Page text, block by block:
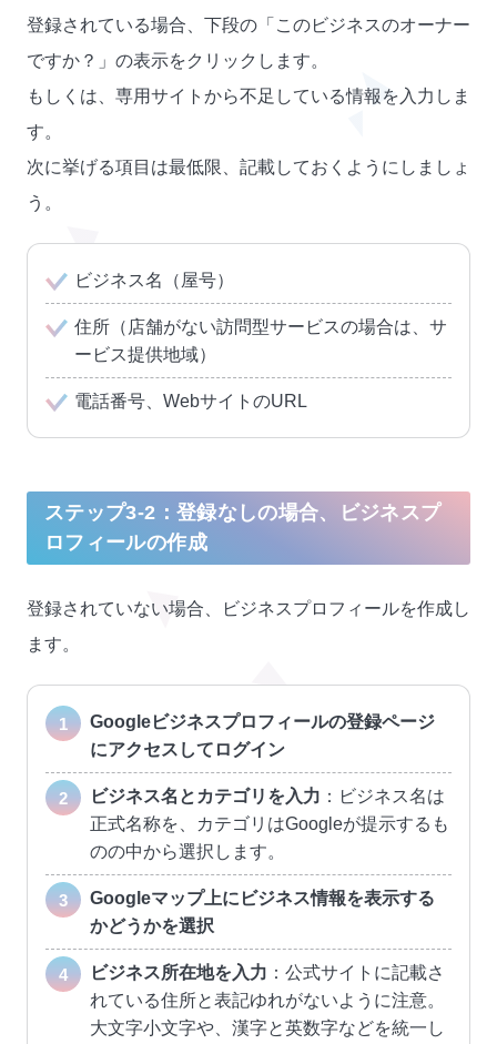
登録されている場合、下段の「このビジネスのオーナー
ですか？」の表示をクリックします。
もしくは、専用サイトから不足している情報を入力しま
す。
次に挙げる項目は最低限、記載しておくようにしましょ
う。
ビジネス名（屋号）
住所（店舗がない訪問型サービスの場合は、サ
ービス提供地域）
電話番号、WebサイトのURL
ステップ3-2：登録なしの場合、ビジネスプ
ロフィールの作成
登録されていない場合、ビジネスプロフィールを作成し
ます。
Googleビジネスプロフィールの登録ページ
にアクセスしてログイン
ビジネス名とカテゴリを入力 ：ビジネス名は
正式名称を、カテゴリはGoogleが提示するも
のの中から選択します。
Googleマップ上にビジネス情報を表示する
かどうかを選択
ビジネス所在地を入力 ：公式サイトに記載さ
れている住所と表記ゆれがないように注意。
大文字小文字や、漢字と英数字などを統一し